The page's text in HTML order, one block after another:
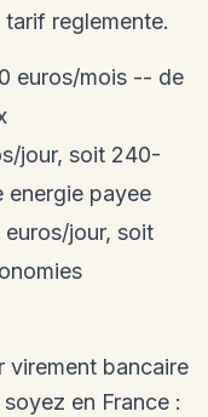
reglemente.
euros/mois -- de
jour, soit 240-
payee
euros/jour, soit
virement bancaire
en France :